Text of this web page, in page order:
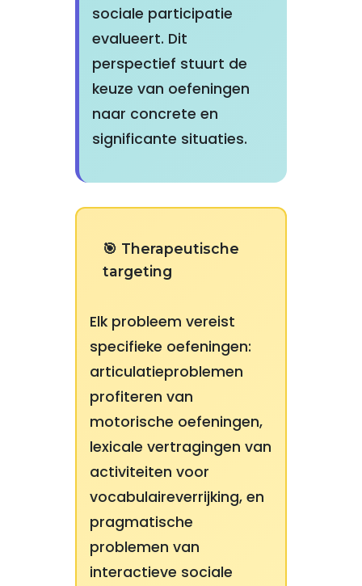
sociale participatie
evalueert. Dit
perspectief stuurt de
keuze van oefeningen
naar concrete en
significante situaties.
🎯 Therapeutische
targeting
Elk probleem vereist
specifieke oefeningen:
articulatieproblemen
profiteren van
motorische oefeningen,
lexicale vertragingen van
activiteiten voor
vocabulaireverrijking, en
pragmatische
problemen van
interactieve sociale